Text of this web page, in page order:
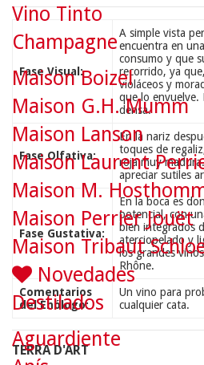
Fase Visual:
A simple vista
encuentra en
consumo y que
recorrido, ya
violáceos y
que lo envuelve.
densa.
Fase Olfativa:
En la nariz
toques de
roja muy
apreciar sutiles
Fase Gustativa:
En la boca es
potencial, con
bien integrados
aterciopelado y
los grandes
Rhône.
Comentarios
del Enólogo:
Un vino para
cualquier cata.
TERRA D'ART
Vino Tinto
Champagne
Maison Boizel
Maison G.H. Mumm
Maison Lanson
Maison Laurent
Maison M.
Maison Perrier Jouët
Maison Tribaut
Novedades
Destilados
Aguardiente